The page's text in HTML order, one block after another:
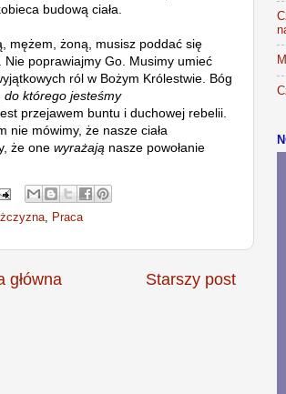
budową ciała.
mężem, żoną, musisz poddać się
poprawiajmy Go. Musimy umieć
ról w Bożym Królestwie. Bóg
do którego jesteśmy
przejawem buntu i duchowej rebelii.
nie mówimy, że nasze ciała
że one wyrażają nasze powołanie
, Praca
Starszy post
główna